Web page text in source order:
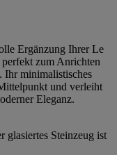
Ergänzung Ihrer Le
zum Anrichten
Ihr minimalistisches
und verleiht
Eleganz.
glasiertes Steinzeug ist